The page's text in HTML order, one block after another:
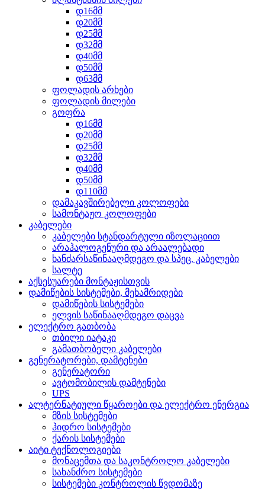
დ16მმ
დ20მმ
დ25მმ
დ32მმ
დ40მმ
დ50მმ
დ63მმ
ფოლადის არხები
ფოლადის მილები
გოფრა
დ16მმ
დ20მმ
დ25მმ
დ32მმ
დ40მმ
დ50მმ
დ110მმ
დამაკავშირებელი კოლოფები
სამონტაჟო კოლოფები
კაბელები
კაბელები სტანდარტული იზოლაციით
არაჰალოგენური და არაალებადი
ხანძარსაწინააღმდეგო და სპეც. კაბელები
სალტე
აქსესუარები მონტაჟისთვის
დამიწების სისტემები, მეხამრიდები
დამიწების სისტემები
ელვის საწინააღმდეგო დაცვა
ელექტრო გათბობა
თბილი იატაკი
გამათბობელი კაბელები
გენერატორები, დამტენები
გენერატორი
ავტომობილის დამტენები
UPS
ალტერნატიული წყაროები და ელექტრო ენერგია
მზის სისტემები
ჰიდრო სისტემები
ქარის სისტემები
აიტი ტექნოლოგიები
მონაცემთა და საკონტროლო კაბელები
სახანძრო სისტემები
სისტემები კონტროლის წვდომაზე